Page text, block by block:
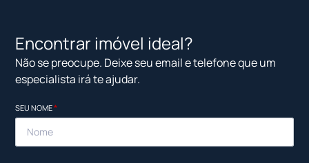
Encontrar imóvel ideal?
Não se preocupe. Deixe seu email e telefone que um
especialista irá te ajudar.
SEU NOME*